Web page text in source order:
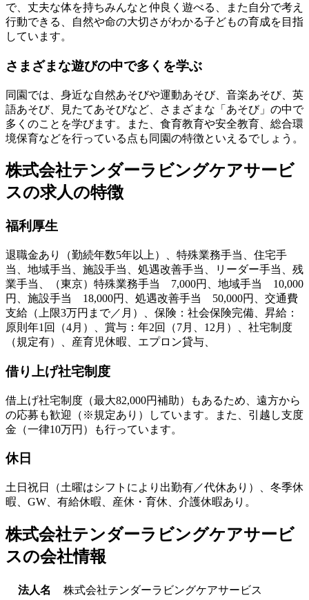
で、丈夫な体を持ちみんなと仲良く遊べる、また自分で考え
行動できる、自然や命の大切さがわかる子どもの育成を目指
しています。
さまざまな遊びの中で多くを学ぶ
同園では、身近な自然あそびや運動あそび、音楽あそび、英
語あそび、見たてあそびなど、
さまざまな「あそび」の中で
多くのことを学びます。また、食育教育や安全教育、総合環
境保育などを行っている点も同園の特徴といえるでしょう。
株式会社テンダーラビングケアサービ
スの求人の特徴
福利厚生
退職金あり（勤続年数5年以上）、特殊業務手当、住宅手
当、地域手当、施設手当、処遇改善手当、リーダー手当、残
業手当、（東京）特殊業務手当 7,000円、地域手当 10,000
円、施設手当 18,000円、処遇改善手当 50,000円、交通費
支給（上限3万円まで／月）、保険：社会保険完備、昇給：
原則年1回（4月）、賞与：年2回（7月、12月）、社宅制度
（規定有）、産育児休暇、エプロン貸与、
借り上げ社宅制度
借上げ社宅制度（最大82,000円補助）もあるため、遠方から
の応募も歓迎（※規定あり）しています。また、引越し支度
金（一律10万円）も行っています。
休日
土日祝日（土曜はシフトにより出勤有／代休あり）、冬季休
暇、GW、有給休暇、産休・育休、介護休暇あり。
株式会社テンダーラビングケアサービ
スの会社情報
法人名
株式会社テンダーラビングケアサービス